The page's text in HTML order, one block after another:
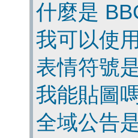
什麼是
我可以使
表情符號
我能貼圖
全域公告